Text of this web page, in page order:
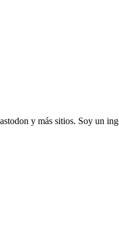
y más sitios. Soy un